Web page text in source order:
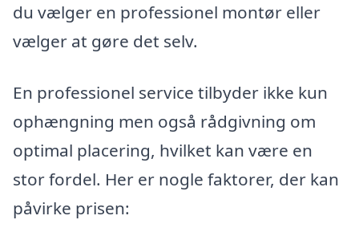
du vælger en professionel montør eller
vælger at gøre det selv.
En professionel service tilbyder ikke kun
ophængning men også rådgivning om
optimal placering, hvilket kan være en
stor fordel. Her er nogle faktorer, der kan
påvirke prisen: